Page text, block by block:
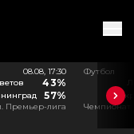
08.08, 17:30
43%
57%
Премьер-лига
Футбол
Чемпионат